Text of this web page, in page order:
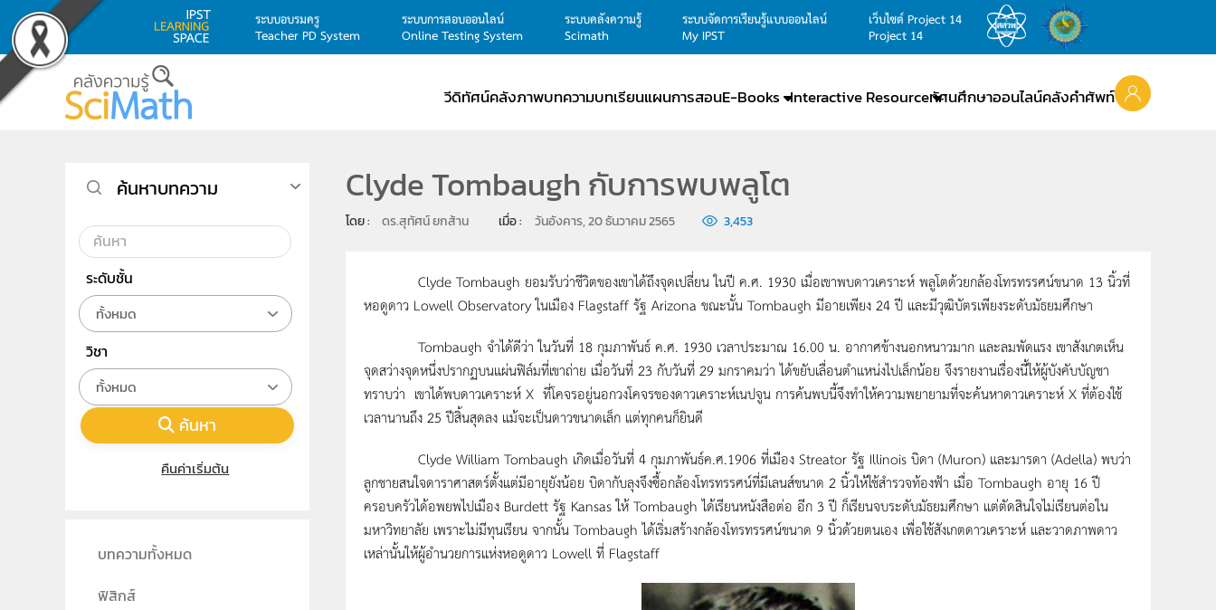
Skip to main content
ระบบอบรมครู
Teacher PD System
ระบบการสอบออนไลน์
Online Testing System
ระบบคลังความรู้
Scimath
ระบบจัดการเรียนรู้แบบออนไลน์
My IPST
เว็บไซต์ Project 14
Project 14
วีดิทัศน์คลังภาพบทความบทเรียนแผนการสอนE-Books Interactive Resourceทัศนศึกษาออนไลน์คลังคำศัพท์
Clyde Tombaugh กับการพบพลูโต
โดย : ดร.สุทัศน์ ยกส้าน เมื่อ : วันอังคาร, 20 ธันวาคม 2565 3,453
Clyde Tombaugh ยอมรับว่าชีวิตของเขาได้ถึงจุดเปลี่ยน ในปี ค.ศ. 1930 เมื่อเขาพบดาวเคราะห์ พลูโตด้วยกล้องโทรทรรศน์ขนาด 13 นิ้วที่
หอดูดาว Lowell Observatory ในเมือง Flagstaff รัฐ Arizona ขณะนั้น Tombaugh มีอายเพียง 24 ปี และมีวุฒิบัตรเพียงระดับมัธยมศึกษา
Tombaugh จำได้ดีว่า ในวันที่ 18 กุมภาพันธ์ ค.ศ. 1930 เวลาประมาณ 16.00 น. อากาศข้างนอกหนาวมาก และลมพัดแรง เขาสังเกตเห็น
จุดสว่างจุดหนึ่งปรากฏบนแผ่นฟิล์มที่เขาถ่าย เมื่อวันที่ 23 กับวันที่ 29 มกราคมว่า ได้ขยับเลื่อนตำแหน่งไปเล็กน้อย จึงรายงานเรื่องนี้ให้ผู้บังคับบัญชา
ทราบว่า เขาได้พบดาวเคราะห์ X ที่โคจรอยู่นอกวงโคจรของดาวเคราะห์เนปจูน การค้นพบนี้จึงทำให้ความพยายามที่จะค้นหาดาวเคราะห์ X ที่ต้องใช้
เวลานานถึง 25 ปีสิ้นสุดลง แม้จะเป็นดาวขนาดเล็ก แต่ทุกคนก็ยินดี
Clyde William Tombaugh เกิดเมื่อวันที่ 4 กุมภาพันธ์ค.ศ.1906 ที่เมือง Streator รัฐ Illinois บิดา (Muron) และมารดา (Adella) พบว่า
ลูกชายสนใจดาราศาสตร์ตั้งแต่มีอายุยังน้อย บิดากับลุงจึงซื้อกล้องโทรทรรศน์ที่มีเลนส์ขนาด 2 นิ้วให้ใช้สำรวจท้องฟ้า เมื่อ Tombaugh อายุ 16 ปี
ครอบครัวได้อพยพไปเมือง Burdett รัฐ Kansas ให้ Tombaugh ได้เรียนหนังสือต่อ อีก 3 ปี ก็เรียนจบระดับมัธยมศึกษา แต่ตัดสินใจไม่เรียนต่อใน
มหาวิทยาลัย เพราะไม่มีทุนเรียน จากนั้น Tombaugh ได้เริ่มสร้างกล้องโทรทรรศน์ขนาด 9 นิ้วด้วยตนเอง เพื่อใช้สังเกตดาวเคราะห์ และวาดภาพดาว
เหล่านั้นให้ผู้อำนวยการแห่งหอดูดาว Lowell ที่ Flagstaff
ค้นหาบทความ
ระดับชั้น
ทั้งหมด
วิชา
ทั้งหมด
ค้นหา
คืนค่าเริ่มต้น
บทความทั้งหมด
ฟิสิกส์